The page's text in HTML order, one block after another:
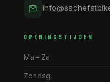
OPENINGSTIJDEN
Ma – Za
Zondag